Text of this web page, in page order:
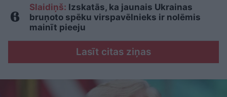
Slaidiņš: Izskatās, ka jaunais Ukrainas
bruņoto spēku virspavēlnieks ir nolēmis
mainīt pieeju
Lasīt citas ziņas